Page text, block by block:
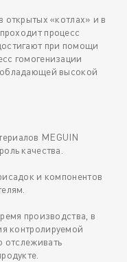
открытых «котлах» и в
процесс
при помощи
гомогенизации
высокой
MEGUIN
качества.
и компонентов
производства, в
контролируемой
отслеживать